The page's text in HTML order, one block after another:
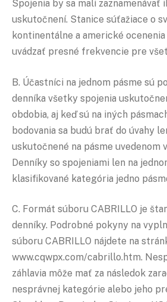
Spojenia by sa mali zaznamenávať
uskutočnení. Stanice súťažiace o
kontinentálne a americké
uvádzať presné frekvencie pre
B. Účastníci na jednom pásme sú
denníka všetky spojenia
obdobia, aj keď sú na iných
bodovania sa budú brať do úvahy
uskutočnené na pásme uvedenom
Denníky so spojeniami len na
klasifikované kategória jedno
C. Formát súboru CABRILLO je
denníky. Podrobné pokyny na
súboru CABRILLO nájdete na
www.cqwpx.com/cabrillo.htm.
záhlavia môže mať za následok
nesprávnej kategórie alebo jeho